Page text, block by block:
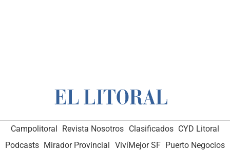
Campolitoral Revista Nosotros Clasificados CYD Litoral
Podcasts Mirador Provincial VivíMejor SF Puerto Negocios